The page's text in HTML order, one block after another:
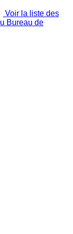
Voir la liste des
Bureau de